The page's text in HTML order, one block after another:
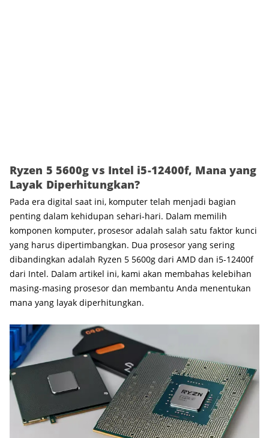
Ryzen 5 5600g vs Intel i5-12400f, Mana yang
Layak Diperhitungkan?
Pada era digital saat ini, komputer telah menjadi bagian
penting dalam kehidupan sehari-hari. Dalam memilih
komponen komputer, prosesor adalah salah satu faktor kunci
yang harus dipertimbangkan. Dua prosesor yang sering
dibandingkan adalah Ryzen 5 5600g dari AMD dan i5-12400f
dari Intel. Dalam artikel ini, kami akan membahas kelebihan
masing-masing prosesor dan membantu Anda menentukan
mana yang layak diperhitungkan.